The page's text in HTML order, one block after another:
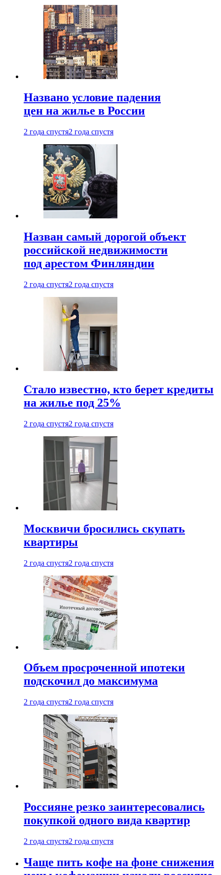
Названо условие падения
цен на жилье в России
2 года спустя2 года спустя
Назван самый дорогой объект
российской недвижимости
под арестом Финляндии
2 года спустя2 года спустя
Стало известно, кто берет кредиты
на жилье под 25%
2 года спустя2 года спустя
Москвичи бросились скупать
квартиры
2 года спустя2 года спустя
Объем просроченной ипотеки
подскочил до максимума
2 года спустя2 года спустя
Россияне резко заинтересовались
покупкой одного вида квартир
2 года спустя2 года спустя
Чаще пить кофе на фоне снижения